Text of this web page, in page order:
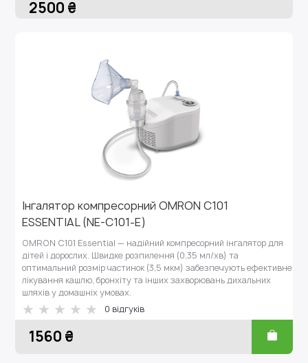
2500 ₴
Інгалятор компресорний OMRON С101
ESSENTIAL (NE-C101-E)
OMRON C101 Essential — надійний компресорний інгалятор для
дітей і дорослих. Швидке розпилення (0,35 мл/хв) та
оптимальний розмір частинок (3,5 мкм) забезпечують ефективне
лікування кашлю, бронхіту та інших захворювань дихальних
шляхів у домашніх умовах.
0 відгуків
1560 ₴